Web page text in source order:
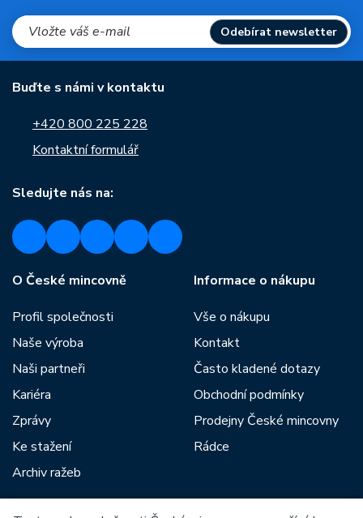
Odebírat newsletter
Buďte s námi v kontaktu
+420 800 225 228
Kontaktní formulář
Sledujte nás na:
O České mincovně
Profil společnosti
Naše výroba
Naši partneři
Kariéra
Zprávy
Ke stažení
Archiv ražeb
Informace o nákupu
Vše o nákupu
Kontakt
Často kladené dotazy
Obchodní podmínky
Prodejny České mincovny
Rádce